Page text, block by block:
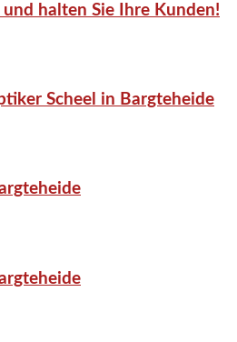
halten Sie Ihre Kunden!
Scheel in Bargteheide